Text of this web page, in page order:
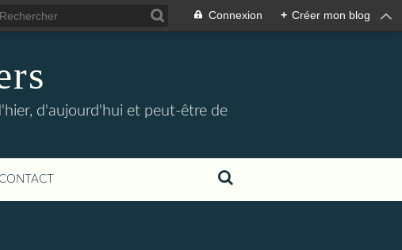
Connexion + Créer mon blog
d'aujourd'hui et peut-être de